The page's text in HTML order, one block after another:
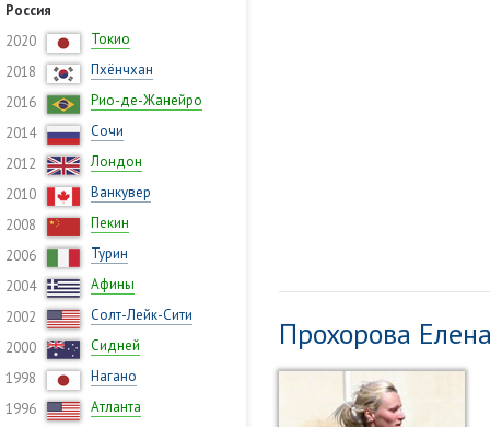
Россия
2020
Токио
2018
Пхёнчхан
2016
Рио-де-Жанейро
2014
Сочи
2012
Лондон
2010
Ванкувер
2008
Пекин
2006
Турин
2004
Афины
2002
Солт-Лейк-Сити
2000
Сидней
1998
Нагано
1996
Атланта
Прохорова